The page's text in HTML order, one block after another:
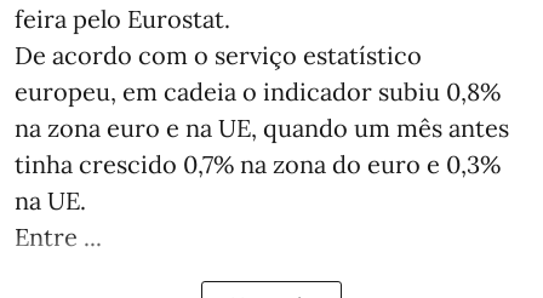
feira pelo Eurostat.
De acordo com o serviço estatístico
europeu, em cadeia o indicador subiu 0,8%
na zona euro e na UE, quando um mês antes
tinha crescido 0,7% na zona do euro e 0,3%
na UE.
Entre ...